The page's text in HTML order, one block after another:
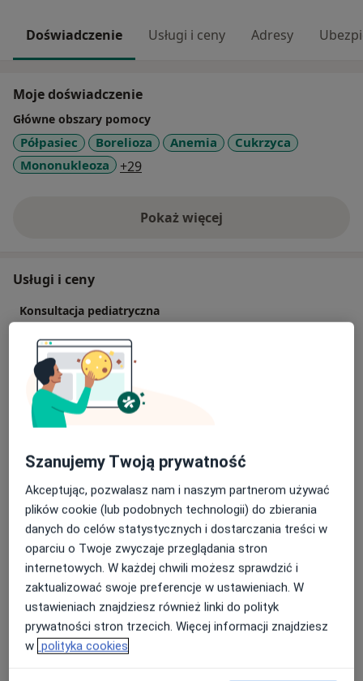
Doświadczenie Usługi i ceny Adresy
Moje doświadczenie
Główne obszary pomocy
Półpasiec Borelioza Anemia
Cukrzyca
Mononukleoza
+29a11y_sr_more_diseases
Pokaż więcejo doświadczeniu
Usługi i ceny
Konsultacja pediatryczna
Badania niemowląt i dzieci
130 zł Szczegóły
Szczegóły
Dieta dla dzieci
Szczegóły
Ocena rozwoju dziecka
Szczegóły
+ 1 usługa
W jaki sposób ustalane są ceny?
Szanujemy Twoją prywatność
Akceptując, pozwalasz nam i naszym partnerom używać
plików cookie (lub podobnych technologii) do zbierania
danych do celów statystycznych i dostarczania treści w
oparciu o Twoje zwyczaje przeglądania stron
internetowych. W każdej chwili możesz sprawdzić i
zaktualizować swoje preferencje w ustawieniach. W
ustawieniach znajdziesz również linki do polityk
prywatności stron trzecich. Więcej informacji znajdziesz
w polityka cookies